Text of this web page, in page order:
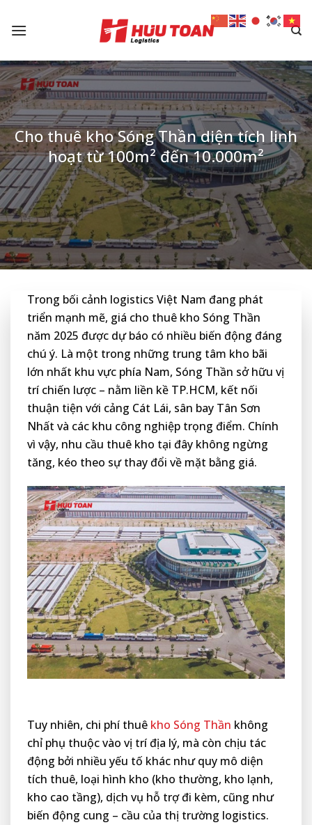
Cho thuê kho Sóng Thần diện tích linh
hoạt từ 100m² đến 10.000m²
Trong bối cảnh logistics Việt Nam đang phát
triển mạnh mẽ, giá cho thuê kho Sóng Thần
năm 2025 được dự báo có nhiều biến động đáng
chú ý. Là một trong những trung tâm kho bãi
lớn nhất khu vực phía Nam, Sóng Thần sở hữu vị
trí chiến lược – nằm liền kề TP.HCM, kết nối
thuận tiện với cảng Cát Lái, sân bay Tân Sơn
Nhất và các khu công nghiệp trọng điểm. Chính
vì vậy, nhu cầu thuê kho tại đây không ngừng
tăng, kéo theo sự thay đổi về mặt bằng giá.
Tuy nhiên, chi phí thuê kho Sóng Thần không
chỉ phụ thuộc vào vị trí địa lý, mà còn chịu tác
động bởi nhiều yếu tố khác như quy mô diện
tích thuê, loại hình kho (kho thường, kho lạnh,
kho cao tầng), dịch vụ hỗ trợ đi kèm, cũng như
biến động cung – cầu của thị trường logistics.